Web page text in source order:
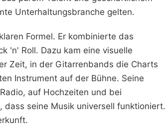
Unterhaltungsbranche gelten.
Formel. Er kombinierte das
'n' Roll. Dazu kam eine visuelle
Zeit, in der Gitarrenbands die Charts
Instrument auf der Bühne. Seine
auf Hochzeiten und bei
seine Musik universell funktioniert.